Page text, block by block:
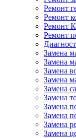
Ремонт
Ремонт
Ремонт
Ремонт
Замена
Замена
Замена
Замена
Замена
Замена
Замена
Замена
Замена
Замена